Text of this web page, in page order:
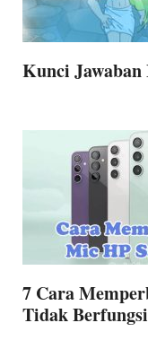
Kunci Jawaban
7 Cara
Tidak Berfungsi